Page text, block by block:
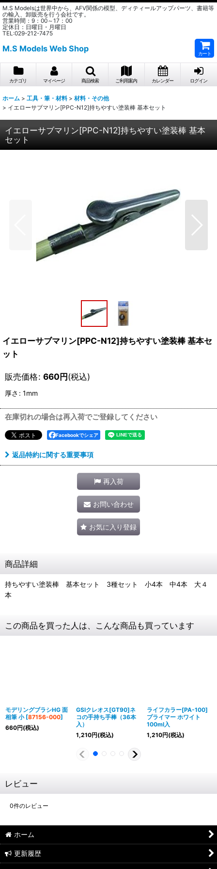
M.S Modelsは世界中から、AFV関係の模型、ディティールアップパーツ、書籍等
の輸入、卸販売を行う会社です。
営業時間：9：00～17：00
定休日：日曜日・月曜日
TEL:029-212-7475
M.S Models Web Shop
カート
カテゴリ マイページ 商品検索 ご利用案内 カレンダー ログイン
ホーム > 工具・筆・材料 > 材料・その他
> イエローサブマリン[PPC-N12]持ちやすい塗装棒 基本セット
イエローサブマリン[PPC-N12]持ちやすい塗装棒 基本
セット
イエローサブマリン[PPC-N12]持ちやすい塗装棒 基本セ
ット
販売価格: 660円(税込)
厚さ : 1mm
在庫切れの場合は再入荷でご登録してください
Facebookでシェア
返品特約に関する重要事項
再入荷
お問い合わせ
お気に入り登録
商品詳細
持ちやすい塗装棒 基本セット 3種セット 小4本 中4本 大４
本
この商品を買った人は、こんな商品も買っています
モデリングブラシHG 面
相筆 小 [87156-000]
660円(税込)
GSIクレオス[GT90]ネ
コの手持ち手棒（36本
入）
1,210円(税込)
ライフカラー[PA-100]
プライマー ホワイト
100ml入
1,210円(税込)
レビュー
0件のレビュー
ホーム
更新履歴